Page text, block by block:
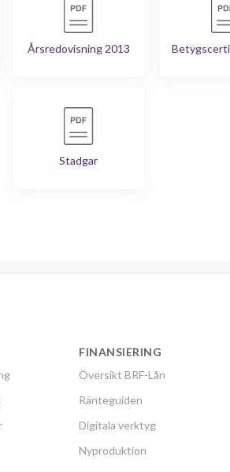
Årsredovisning 2013
Stadgar
FINANSIERING
Översikt BRF-Lån
Ränteguiden
Digitala verktyg
Nyproduktion